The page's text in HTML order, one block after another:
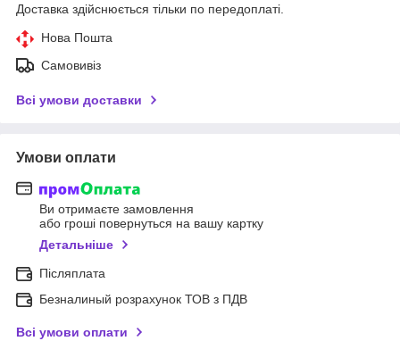
Доставка здійснюється тільки по передоплаті.
Нова Пошта
Самовивіз
Всі умови доставки
Умови оплати
Ви отримаєте замовлення
або гроші повернуться на вашу картку
Детальніше
Післяплата
Безналиный розрахунок ТОВ з ПДВ
Всі умови оплати